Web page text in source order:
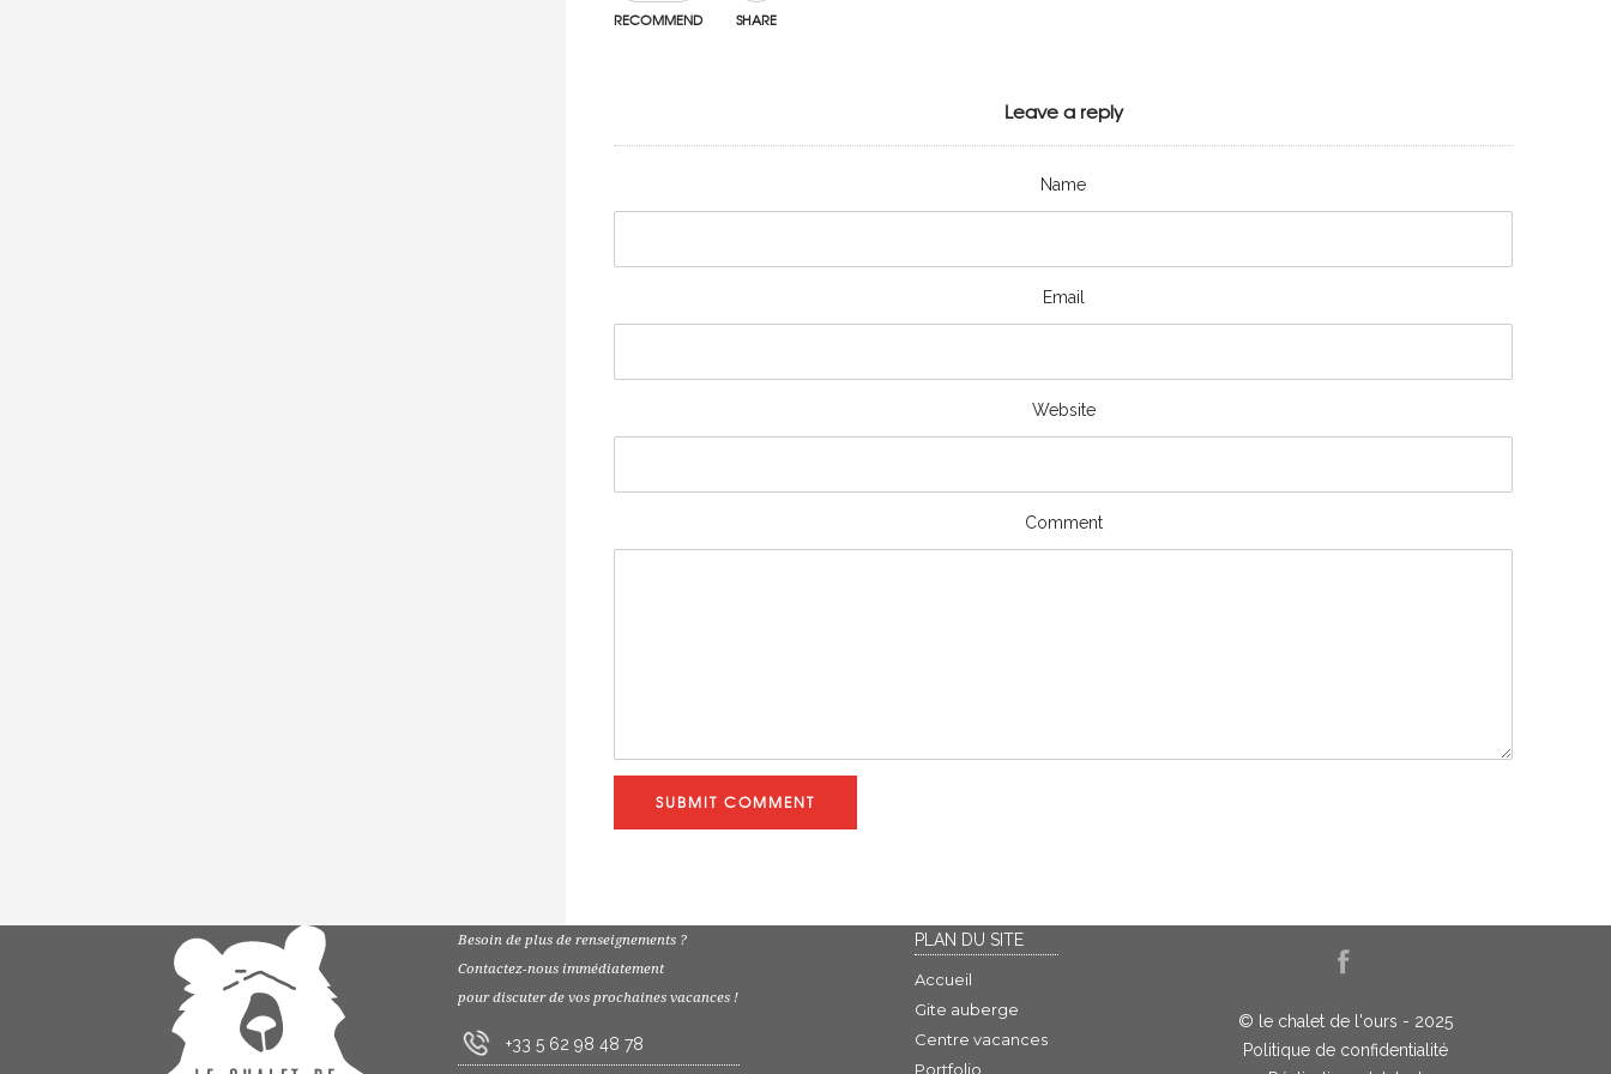
RECOMMEND SHARE
Leave a reply
Name
Email
Website
Comment
SUBMIT COMMENT
Besoin de plus de renseignements ?
Contactez-nous immédiatement
pour discuter de vos prochaines vacances !
+33 5 62 98 48 78
PLAN DU SITE
Accueil
Gite auberge
Centre vacances
Portfolio
© le chalet de l'ours - 2025
Politique de confidentialité